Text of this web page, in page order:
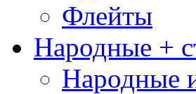
Флейты
Народные +
Народные